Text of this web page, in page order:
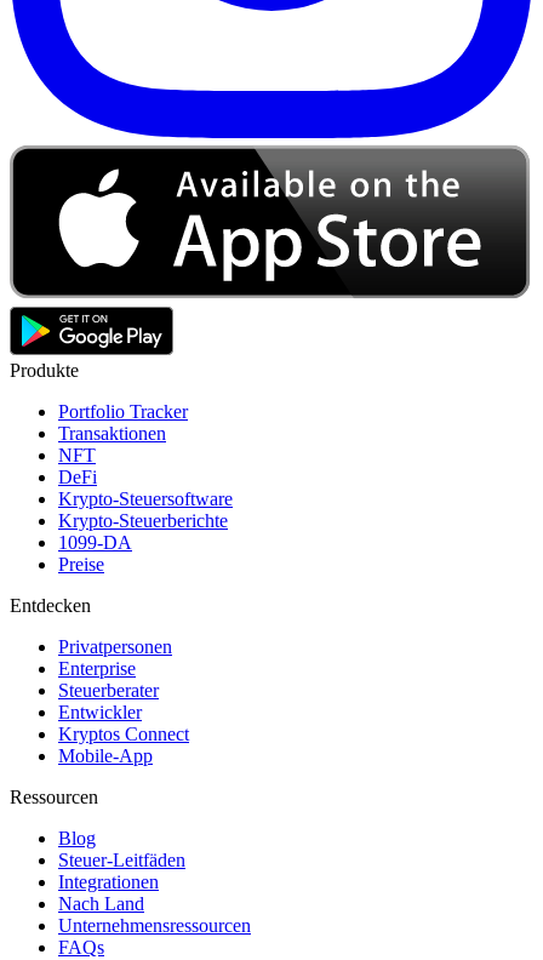
Produkte
Portfolio Tracker
Transaktionen
NFT
DeFi
Krypto-Steuersoftware
Krypto-Steuerberichte
1099-DA
Preise
Entdecken
Privatpersonen
Enterprise
Steuerberater
Entwickler
Kryptos Connect
Mobile-App
Ressourcen
Blog
Steuer-Leitfäden
Integrationen
Nach Land
Unternehmensressourcen
FAQs